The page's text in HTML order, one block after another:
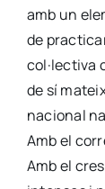
amb un
de
col·lectiva
de sí
nacio­nal
Amb el
Amb el